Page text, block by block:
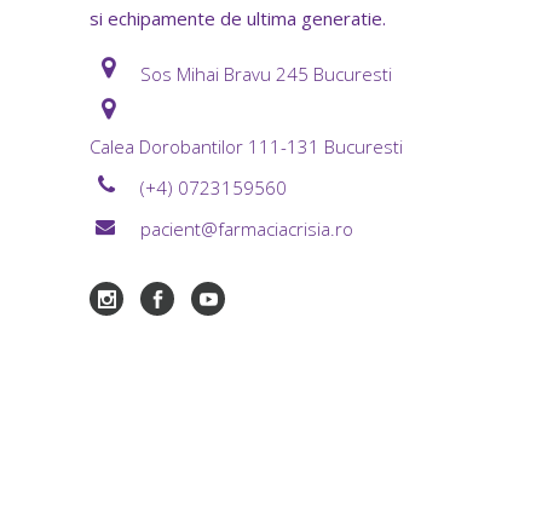
si echipamente de ultima generatie.
Sos Mihai Bravu 245 Bucuresti
Calea Dorobantilor 111-131 Bucuresti
(+4) 0723159560
pacient@farmaciacrisia.ro